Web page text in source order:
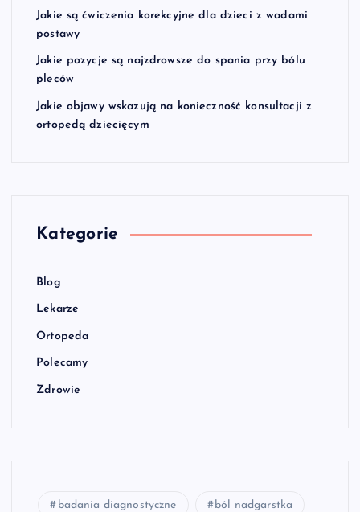
Jakie są ćwiczenia korekcyjne dla dzieci z wadami
postawy
Jakie pozycje są najzdrowsze do spania przy bólu
pleców
Jakie objawy wskazują na konieczność konsultacji z
ortopedą dziecięcym
Kategorie
Blog
Lekarze
Ortopeda
Polecamy
Zdrowie
badania diagnostyczne ból nadgarstka